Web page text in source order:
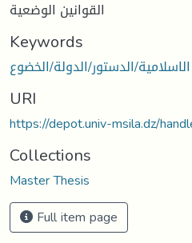
القوانين الوضعية
Keywords
URI
https://depot.univ-msila.dz/
Collections
Master Thesis
Full item page